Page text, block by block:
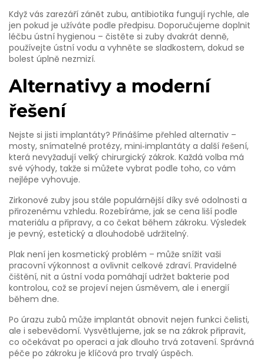
Když vás zarezáří zánět zubu, antibiotika fungují rychle, ale
jen pokud je užíváte podle předpisu. Doporučujeme doplnit
léčbu ústní hygienou – čistěte si zuby dvakrát denně,
používejte ústní vodu a vyhněte se sladkostem, dokud se
bolest úplně nezmizí.
Alternativy a moderní
řešení
Nejste si jisti implantáty? Přinášíme přehled alternativ –
mosty, snímatelné protézy, mini‑implantáty a další řešení,
která nevyžadují velký chirurgický zákrok. Každá volba má
své výhody, takže si můžete vybrat podle toho, co vám
nejlépe vyhovuje.
Zirkonové zuby jsou stále populárnější díky své odolnosti a
přirozenému vzhledu. Rozebíráme, jak se cena liší podle
materiálu a připravy, a co čekat během zákroku. Výsledek
je pevný, estetický a dlouhodobě udržitelný.
Plak není jen kosmetický problém – může snížit vaši
pracovní výkonnost a ovlivnit celkové zdraví. Pravidelné
čištění, nit a ústní voda pomáhají udržet bakterie pod
kontrolou, což se projeví nejen úsměvem, ale i energií
během dne.
Po úrazu zubů může implantát obnovit nejen funkci čelisti,
ale i sebevědomí. Vysvětlujeme, jak se na zákrok připravit,
co očekávat po operaci a jak dlouho trvá zotavení. Správná
péče po zákroku je klíčová pro trvalý úspěch.